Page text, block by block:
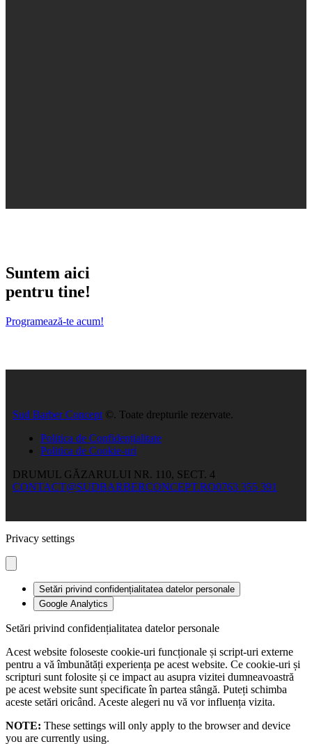
Suntem aici
pentru tine!
Programează-te acum!
Sud Barber Concept ©. Toate drepturile rezervate.
Politica de Confidențialitate
Politica de Cookie-uri
DRUMUL GĂZARULUI NR. 110, SECT. 4
CONTACT@SUDBARBERCONCEPT.RO0763 355 391
Privacy settings
Setări privind confidențialitatea datelor personale
Google Analytics
Setări privind confidențialitatea datelor personale
Acest website foloseste cookie-uri funcționale și script-uri externe
pentru a vă îmbunătăți experiența pe acest website. Ce cookie-uri și
scripturi sunt folosite și ce impact au asupra vizitei dumneavoastră
pe acest website sunt specificate în partea stângă. Puteți schimba
aceste setări oricând. Aceste alegeri nu vă vor influența vizita.
NOTE: These settings will only apply to the browser and device
you are currently using.